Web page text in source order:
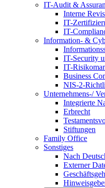
IT-Audit &
Interne
IT-
IT-
Information- &
IT-Security
IT-
Business
NIS-2-
Unternehmens-/
Integrierte
Erbrecht
Stiftungen
Family Office
Sonstiges
Nach
Externer